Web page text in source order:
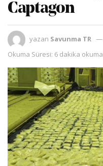
Captagon
yazan Savunma TR
Okuma Süresi: 6 dakika okuma